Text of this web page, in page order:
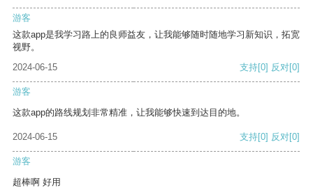
游客
这款app是我学习路上的良师益友，让我能够随时随地学习新知识，拓宽
视野。
2024-06-15
支持[0] 反对[0]
游客
这款app的路线规划非常精准，让我能够快速到达目的地。
2024-06-15 支持[0] 反对[0]
游客
超棒啊 好用